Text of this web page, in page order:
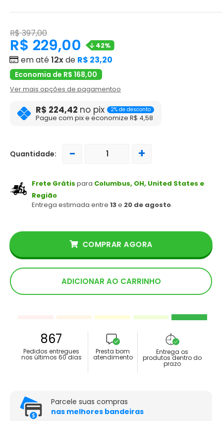
R$ 397,00
R$ 229,00 42%
em até12xde R$ 23,20
Economia de R$ 168,00
Ver mais opções de pagamentoo
R$ 224,42 no pix 2% de desconto
Pague com pix e economize R$ 4,58
Quantidade: - +
Frete Grátis para Columbus, OH, United States e
Região
Entrega estimada entre 13e 20 de agosto.
ADICIONAR AO CARRINHO
COMPRAR AGORA
867
Pedidos entregues
nos últimos 60 dias
Presta bom
atendimento
Entrega os
produtos dentro do
prazo
Parcele suas compras
nas melhores bandeiras